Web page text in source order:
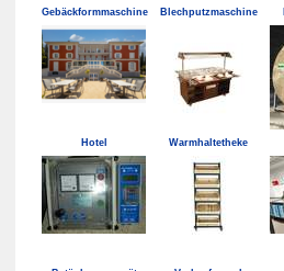
Gebäckformmaschine Blechputzmaschine
Hotel Warmhaltetheke